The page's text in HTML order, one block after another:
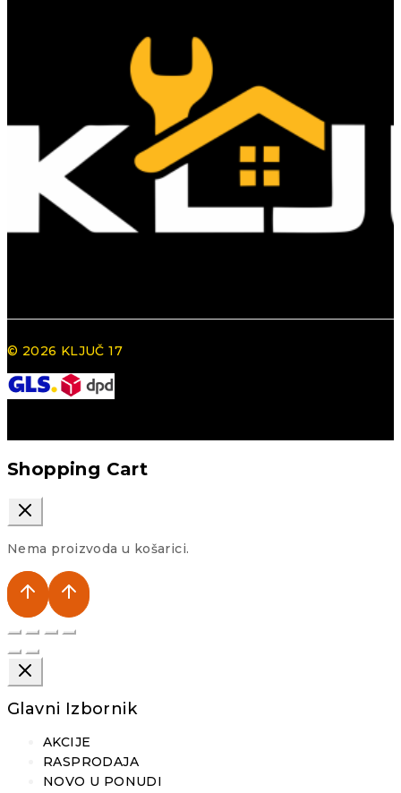
© 2026 KLJUČ 17
Shopping Cart
Nema proizvoda u košarici.
Glavni Izbornik
AKCIJE
RASPRODAJA
NOVO U PONUDI